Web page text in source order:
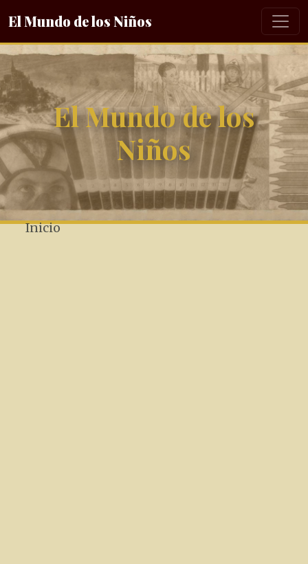
El Mundo de los Niños
El Mundo de los
Niños
Inicio